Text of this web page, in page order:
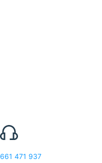
661 471 937